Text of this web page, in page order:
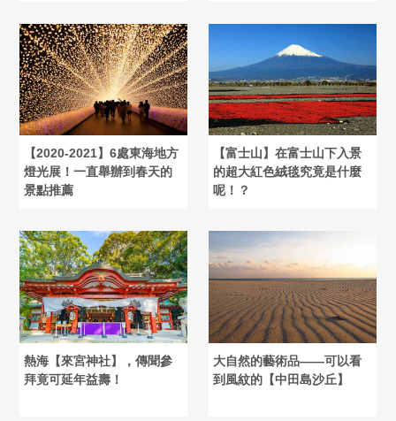
【2020-2021】6處東海地方
燈光展！一直舉辦到春天的
景點推薦
【富士山】在富士山下入景
的超大紅色絨毯究竟是什麼
呢！？
熱海【來宮神社】，傳聞參
拜竟可延年益壽！
大自然的藝術品――可以看
到風紋的【中田島沙丘】